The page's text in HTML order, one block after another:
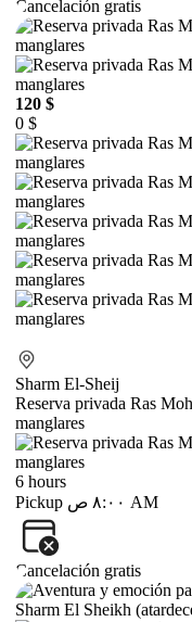
Cancelación gratis
120 $
0 $
Sharm El-Sheij
Reserva privada Ras
manglares
6 hours
Pickup ٨:٠٠ ص AM
Cancelación gratis